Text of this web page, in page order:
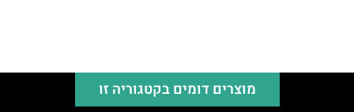
מוצרים דומים בקטגוריה זו